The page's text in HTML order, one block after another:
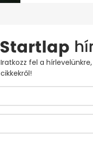
Iratkozz fel a
cikkekről!